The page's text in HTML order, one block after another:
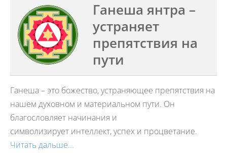
Ганеша янтра –
устраняет
препятствия на
пути
Ганеша – это божество, устраняющее препятствия на
нашем духовном и материальном пути. Он
благословляет начинания и
символизирует интеллект, успех и процветание.
Читать дальше...